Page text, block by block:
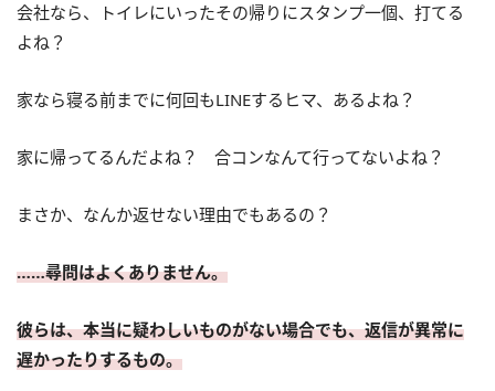
会社なら、トイレにいったその帰りにスタンプ一個、打てる
よね？
家なら寝る前までに何回もLINEするヒマ、あるよね？
家に帰ってるんだよね？ 合コンなんて行ってないよね？
まさか、なんか返せない理由でもあるの？
……尋問はよくありません。
彼らは、本当に疑わしいものがない場合でも、返信が異常に
遅かったりするもの。